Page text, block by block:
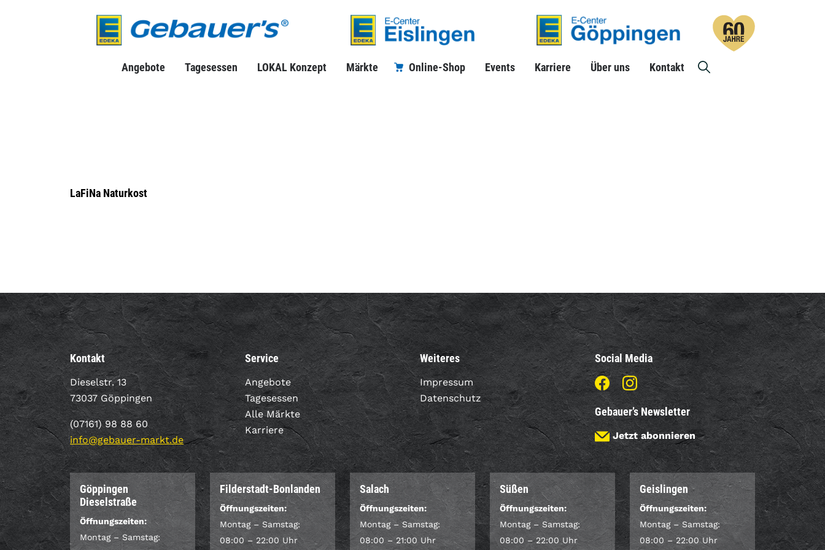
Angebote Tagesessen LOKAL Konzept Märkte Online-Shop Events Karriere Über uns Kontakt
Suche
LaFiNa Naturkost
Kontakt
Dieselstr. 13
73037 Göppingen
(07161) 98 88 60
info@gebauer-markt.de
Service
Angebote
Tagesessen
Alle Märkte
Karriere
Weiteres
Impressum
Datenschutz
Social Media
Gebauer’s Newsletter
Jetzt abonnieren
Göppingen
Dieselstraße
Öffnungszeiten:
Montag – Samstag:
Filderstadt-Bonlanden
Öffnungszeiten:
Montag – Samstag:
08:00 – 22:00 Uhr
Salach
Öffnungszeiten:
Montag – Samstag:
08:00 – 21:00 Uhr
Süßen
Öffnungszeiten:
Montag – Samstag:
08:00 – 22:00 Uhr
Geislingen
Öffnungszeiten:
Montag – Samstag:
08:00 – 22:00 Uhr